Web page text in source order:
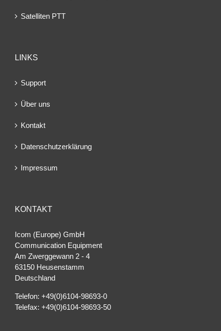
Satelliten PTT
LINKS
Support
Über uns
Kontakt
Datenschutzerklärung
Impressum
KONTAKT
Icom (Europe) GmbH
Communication Equipment
Am Zwerggewann 2 ‐ 4
63150 Heusenstamm
Deutschland
Telefon: +49(0)6104-98693-0
Telefax: +49(0)6104-98693-50